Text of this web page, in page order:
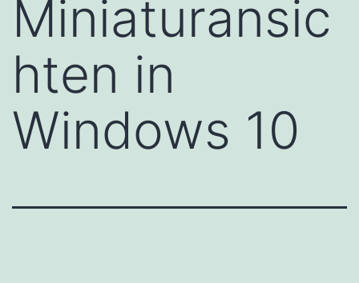
Miniaturansic
hten in
Windows 10